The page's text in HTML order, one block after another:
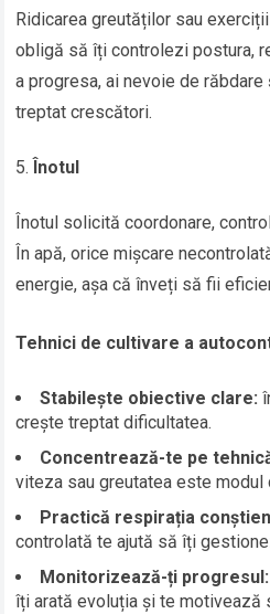
Ridicarea greutăților sau
obligă să îți controlezi postura,
a progresa, ai nevoie de
treptat crescători.
Înotul
Înotul solicită coordonare,
În apă, orice mișcare
energie, așa că înveți să fii
Tehnici de cultivare a
Stabilește obiective clare:
crește treptat dificultatea.
Concentrează-te pe
viteza sau greutatea este modul
Practică respirația
controlată te ajută să îți
Monitorizează-ți progresul:
îți arată evoluția și te motivează